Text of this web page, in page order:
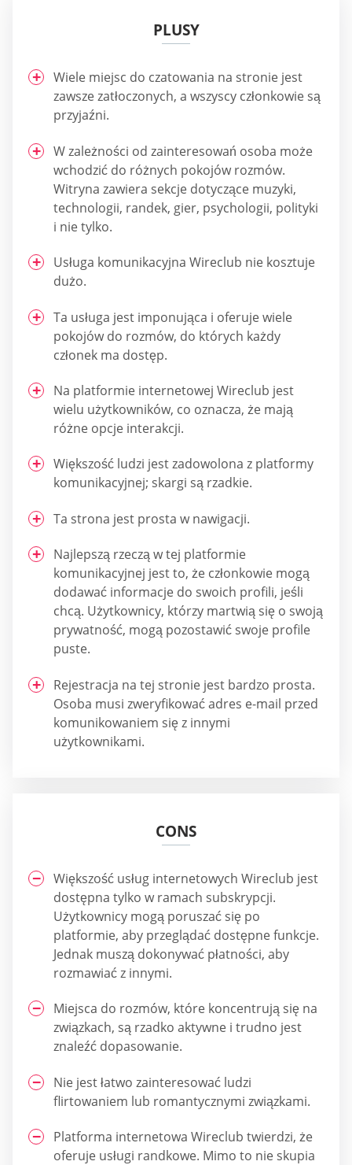
PLUSY
Wiele miejsc do czatowania na stronie jest
zawsze zatłoczonych, a wszyscy członkowie są
przyjaźni.
W zależności od zainteresowań osoba może
wchodzić do różnych pokojów rozmów.
Witryna zawiera sekcje dotyczące muzyki,
technologii, randek, gier, psychologii, polityki
i nie tylko.
Usługa komunikacyjna Wireclub nie kosztuje
dużo.
Ta usługa jest imponująca i oferuje wiele
pokojów do rozmów, do których każdy
członek ma dostęp.
Na platformie internetowej Wireclub jest
wielu użytkowników, co oznacza, że mają
różne opcje interakcji.
Większość ludzi jest zadowolona z platformy
komunikacyjnej; skargi są rzadkie.
Ta strona jest prosta w nawigacji.
Najlepszą rzeczą w tej platformie
komunikacyjnej jest to, że członkowie mogą
dodawać informacje do swoich profili, jeśli
chcą. Użytkownicy, którzy martwią się o swoją
prywatność, mogą pozostawić swoje profile
puste.
Rejestracja na tej stronie jest bardzo prosta.
Osoba musi zweryfikować adres e-mail przed
komunikowaniem się z innymi
użytkownikami.
CONS
Większość usług internetowych Wireclub jest
dostępna tylko w ramach subskrypcji.
Użytkownicy mogą poruszać się po
platformie, aby przeglądać dostępne funkcje.
Jednak muszą dokonywać płatności, aby
rozmawiać z innymi.
Miejsca do rozmów, które koncentrują się na
związkach, są rzadko aktywne i trudno jest
znaleźć dopasowanie.
Nie jest łatwo zainteresować ludzi
flirtowaniem lub romantycznymi związkami.
Platforma internetowa Wireclub twierdzi, że
oferuje usługi randkowe. Mimo to nie skupia